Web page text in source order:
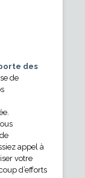
des
de
appel à
votre
d’efforts